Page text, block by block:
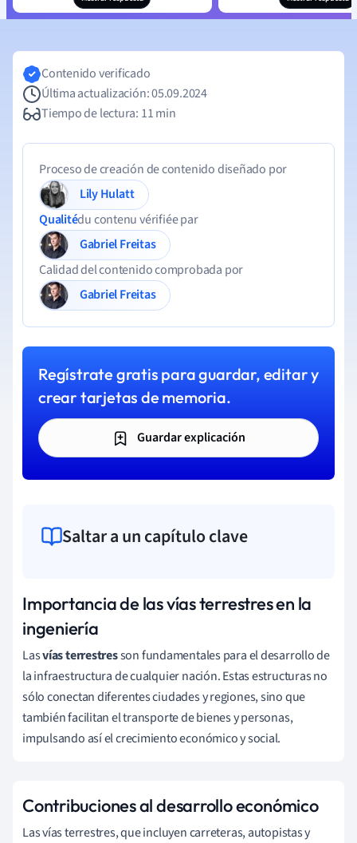
Contenido verificado
Última actualización: 05.09.2024
Tiempo de lectura: 11 min
Proceso de creación de contenido diseñado por
Lily Hulatt
Qualitédu contenu vérifiée par
Gabriel Freitas
Calidad del contenido comprobada por
Gabriel Freitas
Regístrate gratis para guardar, editar y
crear tarjetas de memoria.
Guardar explicación
Saltar a un capítulo clave
Importancia de las vías terrestres en la
ingeniería
Lasvías terrestresson fundamentales para el desarrollo de
la infraestructura de cualquier nación. Estas estructuras no
sólo conectan diferentes ciudades y regiones, sino que
también facilitan el transporte de bienes y personas,
impulsando así el crecimiento económico y social.
Contribuciones al desarrollo económico
Las vías terrestres, que incluyen carreteras, autopistas y